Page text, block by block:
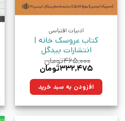
ادبیات اقتباسی
کتاب عروسک خانه |
انتشارات بیدگل
۴۶۵,۰۰۰تومان
قیمت
۴۶۵,۰۰۰تومان
بود.
۳۳۲,۴۷۵تومان
۳۳۲,۴۷۵تومان. افزودن به سبد خرید